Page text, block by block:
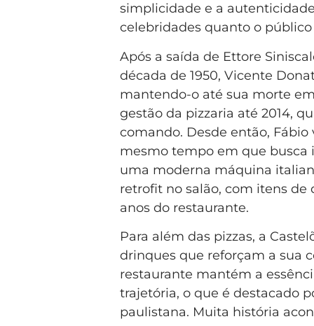
simplicidade e a
celebridades quanto o
Após a saída de Ettore
década de 1950, Vicente
mantendo-o até sua morte
gestão da pizzaria até 2014,
comando. Desde então,
mesmo tempo em que busca
uma moderna máquina
retrofit no salão, com itens
anos do restaurante.
Para além das pizzas, a
drinques que reforçam a sua
restaurante mantém a
trajetória, o que é destacado
paulistana. Muita história